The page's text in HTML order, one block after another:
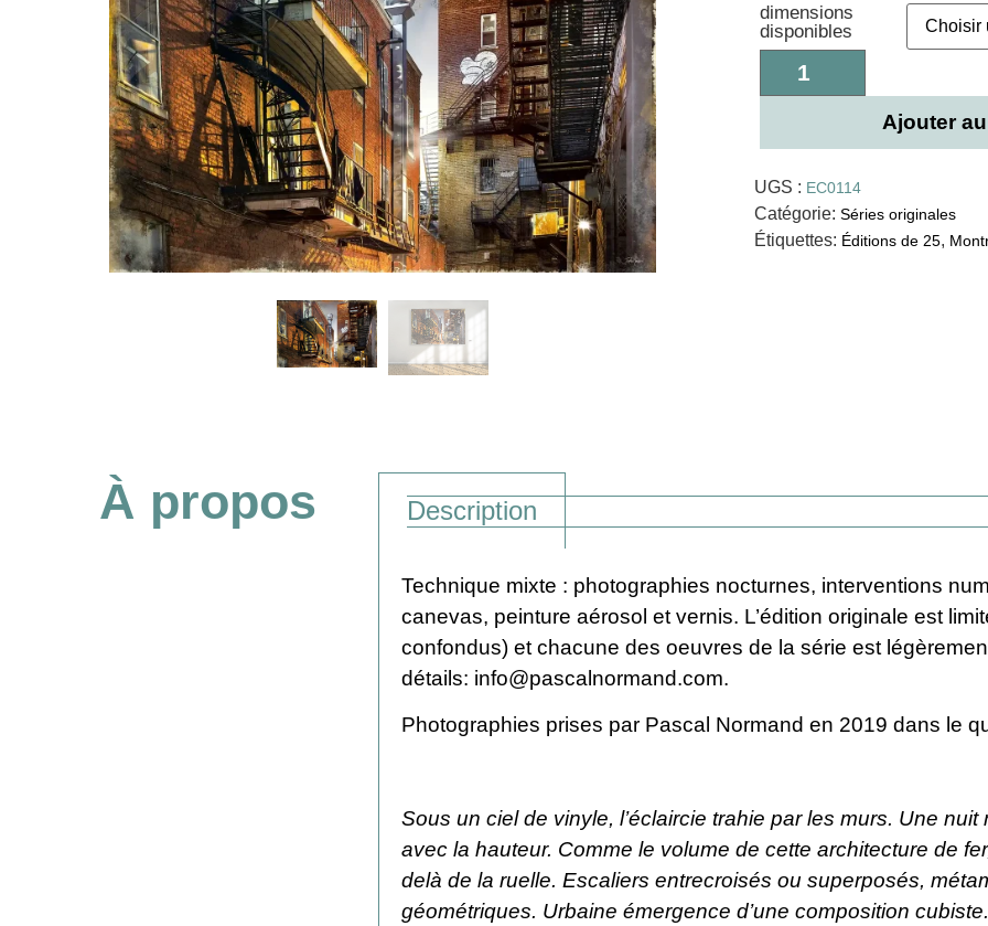
dimensions
disponibles
Ajouter
UGS : EC0114
Catégorie: Séries originales
Étiquettes: Éditions de 25,
À propos Description
Technique mixte : photographies nocturnes, interventions
canevas, peinture aérosol et vernis. L’édition originale est
confondus) et chacune des oeuvres de la série est
détails: info@pascalnormand.com.
Photographies prises par Pascal Normand en 2019 dans le
Sous un ciel de vinyle, l’éclaircie trahie par les murs. Une
avec la hauteur. Comme le volume de cette architecture de
delà de la ruelle. Escaliers entrecroisés ou superposés,
géométriques. Urbaine émergence d’une composition